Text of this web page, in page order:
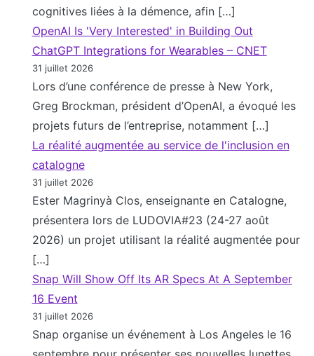
cognitives liées à la démence, afin […]
OpenAI Is 'Very Interested' in Building Out
ChatGPT Integrations for Wearables – CNET
31 juillet 2026
Lors d’une conférence de presse à New York,
Greg Brockman, président d’OpenAI, a évoqué les
projets futurs de l’entreprise, notamment […]
La réalité augmentée au service de l'inclusion en
catalogne
31 juillet 2026
Ester Magrinyà Clos, enseignante en Catalogne,
présentera lors de LUDOVIA#23 (24-27 août
2026) un projet utilisant la réalité augmentée pour
[…]
Snap Will Show Off Its AR Specs At A September
16 Event
31 juillet 2026
Snap organise un événement à Los Angeles le 16